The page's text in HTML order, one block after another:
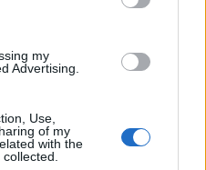
my
Advertising.
Use,
of my
with the